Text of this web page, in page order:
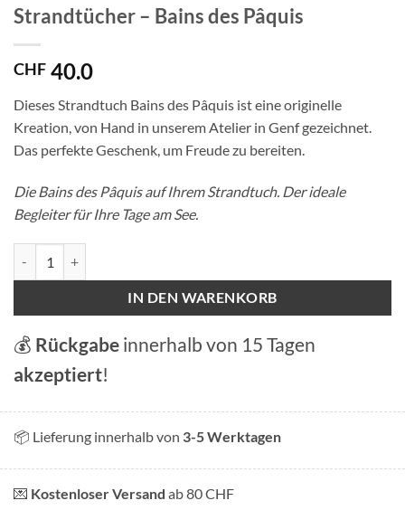
Strandtücher – Bains des Pâquis
CHF 40.0
Dieses Strandtuch Bains des Pâquis ist eine originelle
Kreation, von Hand in unserem Atelier in Genf gezeichnet.
Das perfekte Geschenk, um Freude zu bereiten.
Die Bains des Pâquis auf Ihrem Strandtuch. Der ideale
Begleiter für Ihre Tage am See.
IN DEN WARENKORB
💰 Rückgabe innerhalb von 15 Tagen
akzeptiert!
📦 Lieferung innerhalb von 3-5 Werktagen
💌 Kostenloser Versand ab 80 CHF